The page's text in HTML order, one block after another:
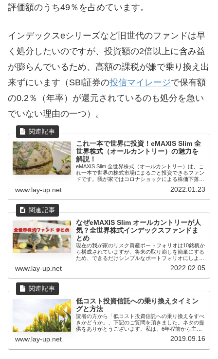
評価額のうち49％を占めています。
インデックスeシリーズなど旧世代のファンドは早
く処分したいのですが、投資額の2倍以上に含み益
が膨らんでいるため、高額の課税が嫌で乗り換え出
来ずにいます（SBI証券の投信マイレージで保有額
の0.2％（年率）が還元されているのも処分を急い
でいない理由の一つ）。
これ一本で世界に投資！eMAXIS Slim 全
世界株式（オールカントリー）の魅力を
解説！
eMAXIS Slim 全世界株式（オールカントリー）は、こ
れ一本で世界の株式市場にまるごと投資できるファン
ドです。我が家ではコロナショックによる株価下落を
www.lay-up.net 2022.01.23
なぜeMAXIS Slim オールカントリーが人
気？全世界株式インデックスファンドま
とめ
現在の我が家のリスク資産ポートフォリオは10銘柄か
ら構成されていますが、将来の取り崩しを簡単にする
ため、できるだけシンプルなポートフォリオにしよう
www.lay-up.net 2022.02.05
低コスト投資信託への乗り換えタイミン
グと方法
読者の方から「低コスト投資信託への乗り換えをすべ
きかどうか」、下記のご質問を頂きました。ネタの提
供をありがとうございます。私は、6年程前から主に
www.lay-up.net 2019.09.16